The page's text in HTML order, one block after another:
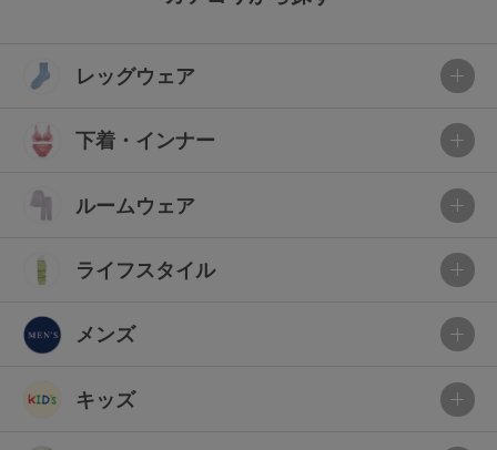
レッグウェア
下着・インナー
ルームウェア
ライフスタイル
メンズ
キッズ